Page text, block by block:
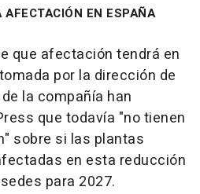
EN ESPAÑA
que afectación tendrá en
por la dirección de
la compañía han
que todavía "no tienen
sobre si las plantas
en esta reducción
para 2027.